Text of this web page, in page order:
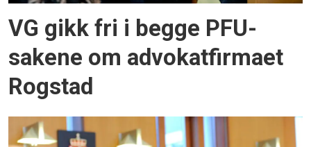
VG gikk fri i begge PFU-
sakene om advokatfirmaet
Rogstad